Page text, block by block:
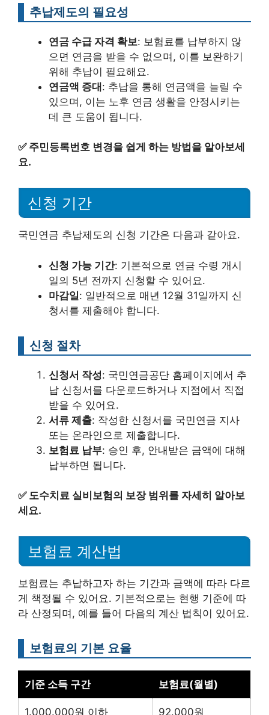
추납제도의 필요성
연금 수급 자격 확보: 보험료를 납부하지 않
으면 연금을 받을 수 없으며, 이를 보완하기
위해 추납이 필요해요.
연금액 증대: 추납을 통해 연금액을 늘릴 수
있으며, 이는 노후 연금 생활을 안정시키는
데 큰 도움이 됩니다.
✅ 주민등록번호 변경을 쉽게 하는 방법을 알아보세
요.
신청 기간
국민연금 추납제도의 신청 기간은 다음과 같아요.
신청 가능 기간: 기본적으로 연금 수령 개시
일의 5년 전까지 신청할 수 있어요.
마감일: 일반적으로 매년 12월 31일까지 신
청서를 제출해야 합니다.
신청 절차
신청서 작성: 국민연금공단 홈페이지에서 추
납 신청서를 다운로드하거나 지점에서 직접
받을 수 있어요.
서류 제출: 작성한 신청서를 국민연금 지사
또는 온라인으로 제출합니다.
보험료 납부: 승인 후, 안내받은 금액에 대해
납부하면 됩니다.
✅ 도수치료 실비보험의 보장 범위를 자세히 알아보
세요.
보험료 계산법
보험료는 추납하고자 하는 기간과 금액에 따라 다르
게 책정될 수 있어요. 기본적으로는 현행 기준에 따
라 산정되며, 예를 들어 다음의 계산 법칙이 있어요.
보험료의 기본 요율
기준 소득 구간 보험료(월별)
1.000.000원 이하 92.000원